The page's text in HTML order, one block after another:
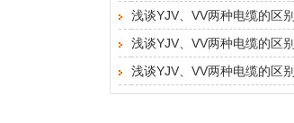
浅谈YJV、VV两种电缆的区别
浅谈YJV、VV两种电缆的区别
浅谈YJV、VV两种电缆的区别